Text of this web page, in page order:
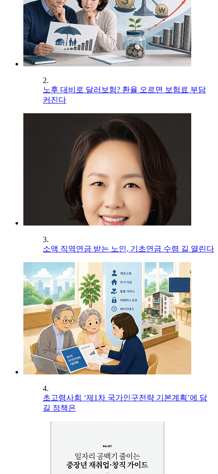
2.
노후 대비로 달러보험? 환율 오르면 보험료 부담
커진다
3.
소액 직역연금 받는 노인, 기초연금 수령 길 열린다
4.
초고령사회 ‘제1차 국가인구전략 기본계획’에 담
길 정책은